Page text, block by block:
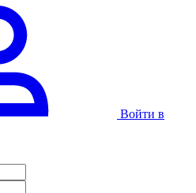
Войти в